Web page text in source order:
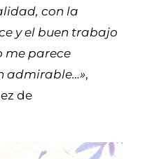
con la
y el buen trabajo
me parece
admirable…»,
de